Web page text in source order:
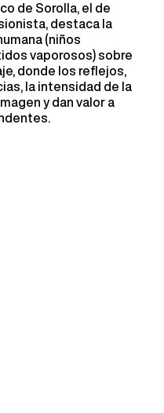
de Sorolla, el de
destaca la
(niños
vaporosos) sobre
donde los reflejos,
la intensidad de la
y dan valor a